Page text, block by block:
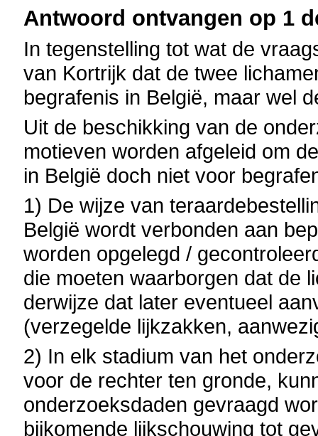
Antwoord ontvangen op 1
In tegenstelling tot wat de
van Kortrijk dat de twee
begrafenis in België, maar wel
Uit de beschikking van de
motieven worden afgeleid om
in België doch niet voor
1) De wijze van
België wordt verbonden aan
worden opgelegd /
die moeten waarborgen dat de
derwijze dat later eventueel
(verzegelde lijkzakken,
2) In elk stadium van het
voor de rechter ten gronde,
onderzoeksdaden gevraagd
bijkomende lijkschouwing tot